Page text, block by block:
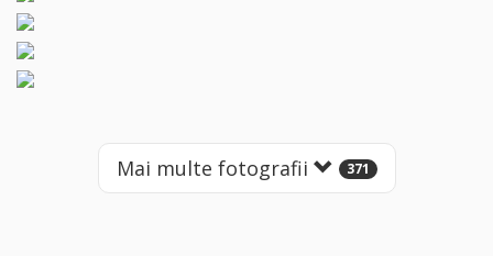
Mai multe fotografii 371